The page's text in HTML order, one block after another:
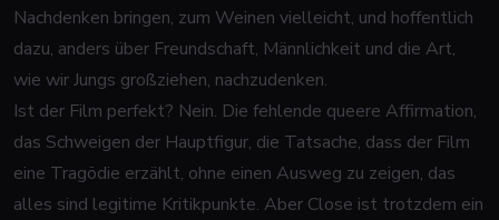
Nachdenken bringen, zum Weinen vielleicht, und hoffentlich
dazu, anders über Freundschaft, Männlichkeit und die Art,
wie wir Jungs großziehen, nachzudenken.
Ist der Film perfekt? Nein. Die fehlende queere Affirmation,
das Schweigen der Hauptfigur, die Tatsache, dass der Film
eine Tragödie erzählt, ohne einen Ausweg zu zeigen, das
alles sind legitime Kritikpunkte. Aber Close ist trotzdem ein